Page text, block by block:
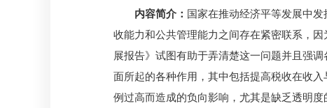
内容简介： 国家在推动经济平等发展中
收能力和公共管理能力之间存在紧密联系，
展报告》试图有助于弄清楚这一问题并且强
面所起的各种作用，其中包括提高税收在收
例过高而造成的负向影响，尤其是缺乏透明